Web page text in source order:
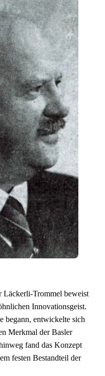
Läckerli-Trommel beweist
Innovationsgeist.
begann, entwickelte sich
Merkmal der Basler
fand das Konzept
festen Bestandteil der